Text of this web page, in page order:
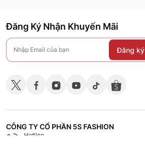
Đăng Ký Nhận Khuyến Mãi
Đăng ký
CÔNG TY CỔ PHẦN 5S FASHION
Hotline